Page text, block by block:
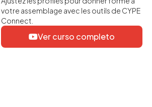
votre assemblage avec les outils de CYPE
Connect.
Ver curso completo